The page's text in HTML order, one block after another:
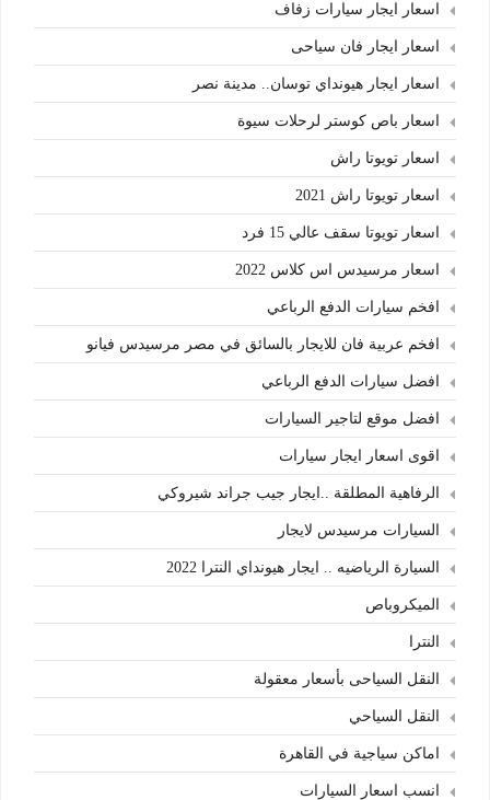
اسعار ايجار سيارات زفاف
اسعار ايجار فان سياحى
اسعار ايجار هيونداي توسان.. مدينة نصر
اسعار باص كوستر لرحلات سيوة
اسعار تويوتا راش
اسعار تويوتا راش 2021
اسعار تويوتا سقف عالي 15 فرد
اسعار مرسيدس اس كلاس 2022
افخم سيارات الدفع الرباعي
افخم عربية فان للايجار بالسائق في مصر مرسيدس فيانو
افضل سيارات الدفع الرباعي
افضل موقع لتاجير السيارات
اقوى اسعار ايجار سيارات
الرفاهية المطلقة ..ايجار جيب جراند شيروكي
السيارات مرسيدس لايجار
السيارة الرياضيه .. ايجار هيونداي النترا 2022
الميكروباص
النترا
النقل السياحى بأسعار معقولة
النقل السياحي
اماكن سياجية في القاهرة
انسب اسعار السيارات